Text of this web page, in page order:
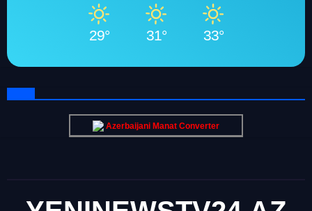
29° 31° 33°
Azerbaijani Manat Converter